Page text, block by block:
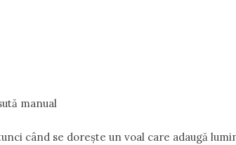
manual
când se dorește un voal care adaugă